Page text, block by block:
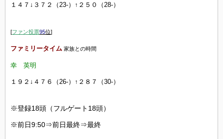
１４７ ↓３７２（23-）↑２５０（28-）
[ファン投票95位]
ファミリータイム 家族との時間
幸 英明
１９２↓４７６（26-）↑２８７（30-）
※登録18頭（フルゲート18頭）
※前日9:50⇒前日最終⇒最終